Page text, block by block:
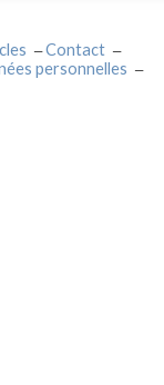
Contact
personnelles